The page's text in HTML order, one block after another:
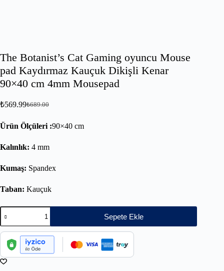
The Botanist’s Cat Gaming oyuncu Mouse
pad Kaydırmaz Kauçuk Dikişli Kenar
90×40 cm 4mm Mousepad
₺689.00
₺569.99
Ürün Ölçüleri :90×40 cm
Kalınlık: 4 mm
Kumaş: Spandex
Taban: Kauçuk
Sepete Ekle